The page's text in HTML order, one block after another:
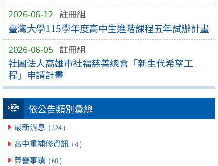
2026-06-12 註冊組
臺灣大學115學年度高中生進階課程五年試辦計畫
2026-06-05 註冊組
社團法人高雄市社福慈善總會「新生代希望工
程」申請計畫
依公告類別彙總
最新消息 ( 324 )
高中重補修資訊 ( 4 )
榮譽事蹟 ( 60 )